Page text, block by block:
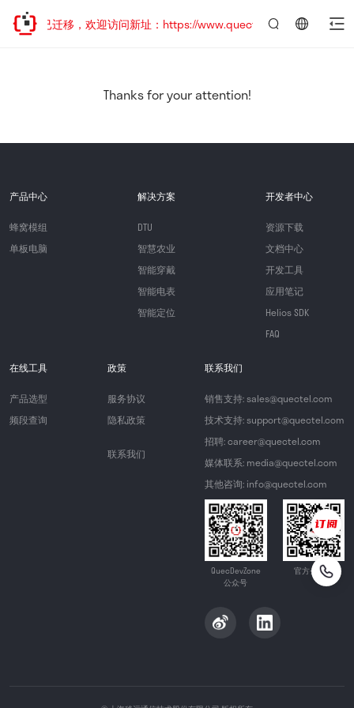
站地址已迁移，欢迎访问新址：https://www.quectel.com.cn
Thanks for your attention!
产品中心
蜂窝模组
单板电脑
解决方案
DTU
智慧农业
智能穿戴
智能电表
智能定位
开发者中心
资源下载
文档中心
开发工具
应用笔记
Helios SDK
FAQ
在线工具
产品选型
频段查询
政策
服务协议
隐私政策
联系我们
联系我们
销售支持: sales@quectel.com
技术支持: support@quectel.com
招聘: career@quectel.com
媒体联系: media@quectel.com
其他咨询: info@quectel.com
QuecDevZone
公众号
官方公众号